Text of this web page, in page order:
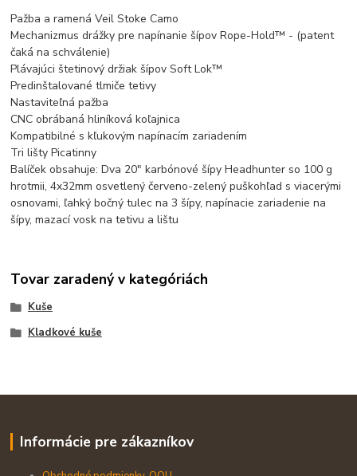
Pažba a ramená Veil Stoke Camo
Mechanizmus drážky pre napínanie šípov Rope-Hold™ - (patent
čaká na schválenie)
Plávajúci štetinový držiak šípov Soft Lok™
Predinštalované tlmiče tetivy
Nastaviteľná pažba
CNC obrábaná hliníková koľajnica
Kompatibilné s kľukovým napínacím zariadením
Tri lišty Picatinny
Balíček obsahuje: Dva 20" karbónové šípy Headhunter so 100 g
hrotmii, 4x32mm osvetlený červeno-zelený puškohľad s viacerými
osnovami, ľahký bočný tulec na 3 šípy, napínacie zariadenie na
šípy, mazací vosk na tetivu a lištu
Tovar zaradený v kategóriách
Kuše
Kladkové kuše
Informácie pre zákazníkov